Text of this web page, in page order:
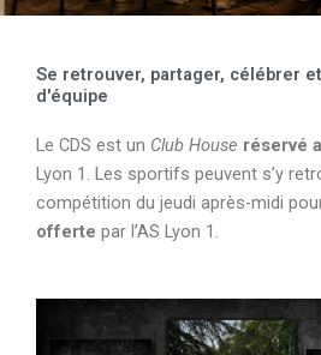
Se retrouver, partager, célébrer
d'équipe
Le CDS est un Club House réservé
Lyon 1. Les sportifs peuvent s’y
compétition du jeudi après-midi
offerte par l’AS Lyon 1.